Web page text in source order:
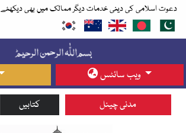
دعوت اسلامی کی دینی خدمات دیگر ممالک میں بھی دیکھئے
ویب سائٹس
کتابیں مدنی چینل